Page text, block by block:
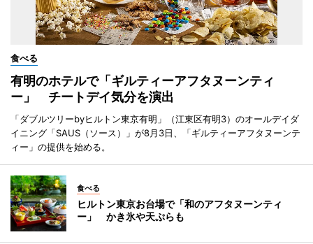
食べる
有明のホテルで「ギルティーアフタヌーンティ
ー」 チートデイ気分を演出
「ダブルツリーbyヒルトン東京有明」（江東区有明3）のオールデイダ
イニング「SAUS（ソース）」が8月3日、「ギルティーアフタヌーンテ
ィー」の提供を始める。
食べる
ヒルトン東京お台場で「和のアフタヌーンティ
ー」 かき氷や天ぷらも